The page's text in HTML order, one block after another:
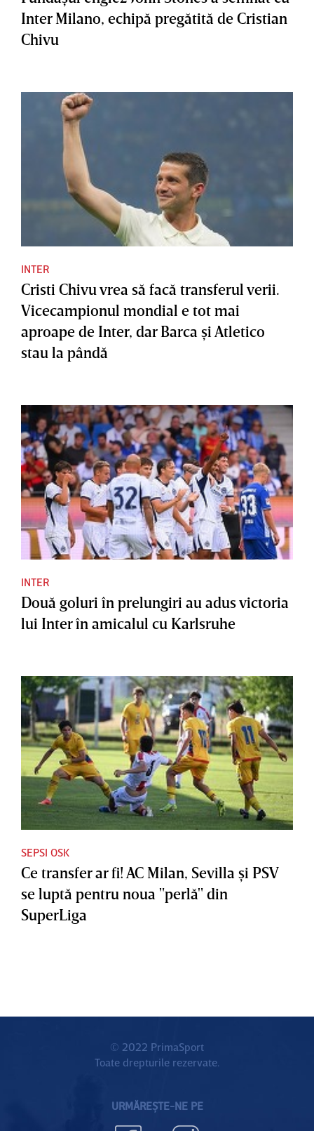
Inter Milano, echipă pregătită de Cristian
Chivu
INTER
Cristi Chivu vrea să facă transferul verii.
Vicecampionul mondial e tot mai
aproape de Inter, dar Barca şi Atletico
stau la pândă
INTER
Două goluri în prelungiri au adus victoria
lui Inter în amicalul cu Karlsruhe
SEPSI OSK
Ce transfer ar fi! AC Milan, Sevilla şi PSV
se luptă pentru noua "perlă" din
SuperLiga
© 2022 PrimaSport
Toate drepturile rezervate.
URMĂREȘTE-NE PE